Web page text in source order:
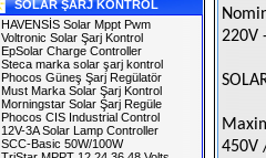
SOLAR ŞARJ KONTROL
HAVENSİS Solar Mppt Pwm
Voltronic Solar Şarj Kontrol
EpSolar Charge Controller
Steca marka solar şarj kontrol
Phocos Güneş Şarj Regülatör
Must Marka Solar Şarj Kontrol
Morningstar Solar Şarj Regüle
Phocos CIS Industrial Control
12V-3A Solar Lamp Controller
SCC-Basic 50W/100W
220V
450V